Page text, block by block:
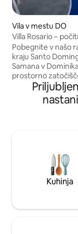
Vila v mestu DO
Villa Rosario –
Wi-Fi – žar – blizu
Pobegnite v našo
kraju Santo
Samana v
prostorno
12 posteljami in 3
ambientalno
družine, prijatelje
Ljubitelji športa
zasebnim
Kuhinja